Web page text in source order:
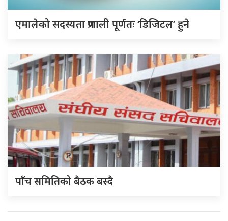
एमालेको सदस्यता प्रणाली पूर्णतः ‘डिजिटल’ हुने
पाँच समितिको बैठक बस्दै